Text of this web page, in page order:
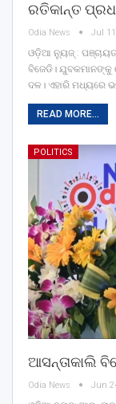
ରତିକାନ୍ତ
Odia News Jul
ଓଡ଼ିଆ ନ୍ୟୁଜ୍ : ପଞ୍ଚାୟତ
ବିଜେଡି। ଯୁବକମାନଙ୍କୁ
ଦଳ। ଏହାରି ମଧ୍ୟରେ
READ MORE...
POLITICS
ଆସନ୍ତାକାଲି
Odia News Jun